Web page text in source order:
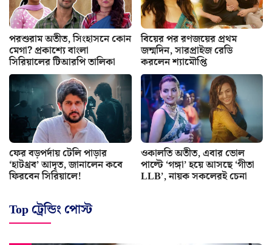
পরশুরাম অতীত, সিংহাসনে কোন
মেগা? প্রকাশ্যে বাংলা
সিরিয়ালের টিআরপি তালিকা
বিয়ের পর রণজয়ের প্রথম
জন্মদিন, সারপ্রাইজ রেডি
করলেন শ্যামৌপ্তি
ফের বড়পর্দায় টেলি পাড়ার
‘হাটথ্রব’ আদৃত, জানালেন কবে
ফিরবেন সিরিয়ালে!
ওকালতি অতীত, এবার ভোল
পাল্টে ‘গঙ্গা’ হয়ে আসছে ‘গীতা
LLB’, নায়ক সকলেরই চেনা
Top ট্রেন্ডিং পোস্ট